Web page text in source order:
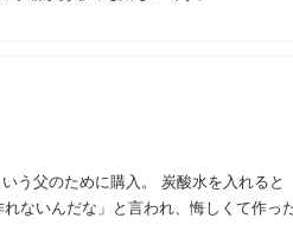
購入。 炭酸水を入れると